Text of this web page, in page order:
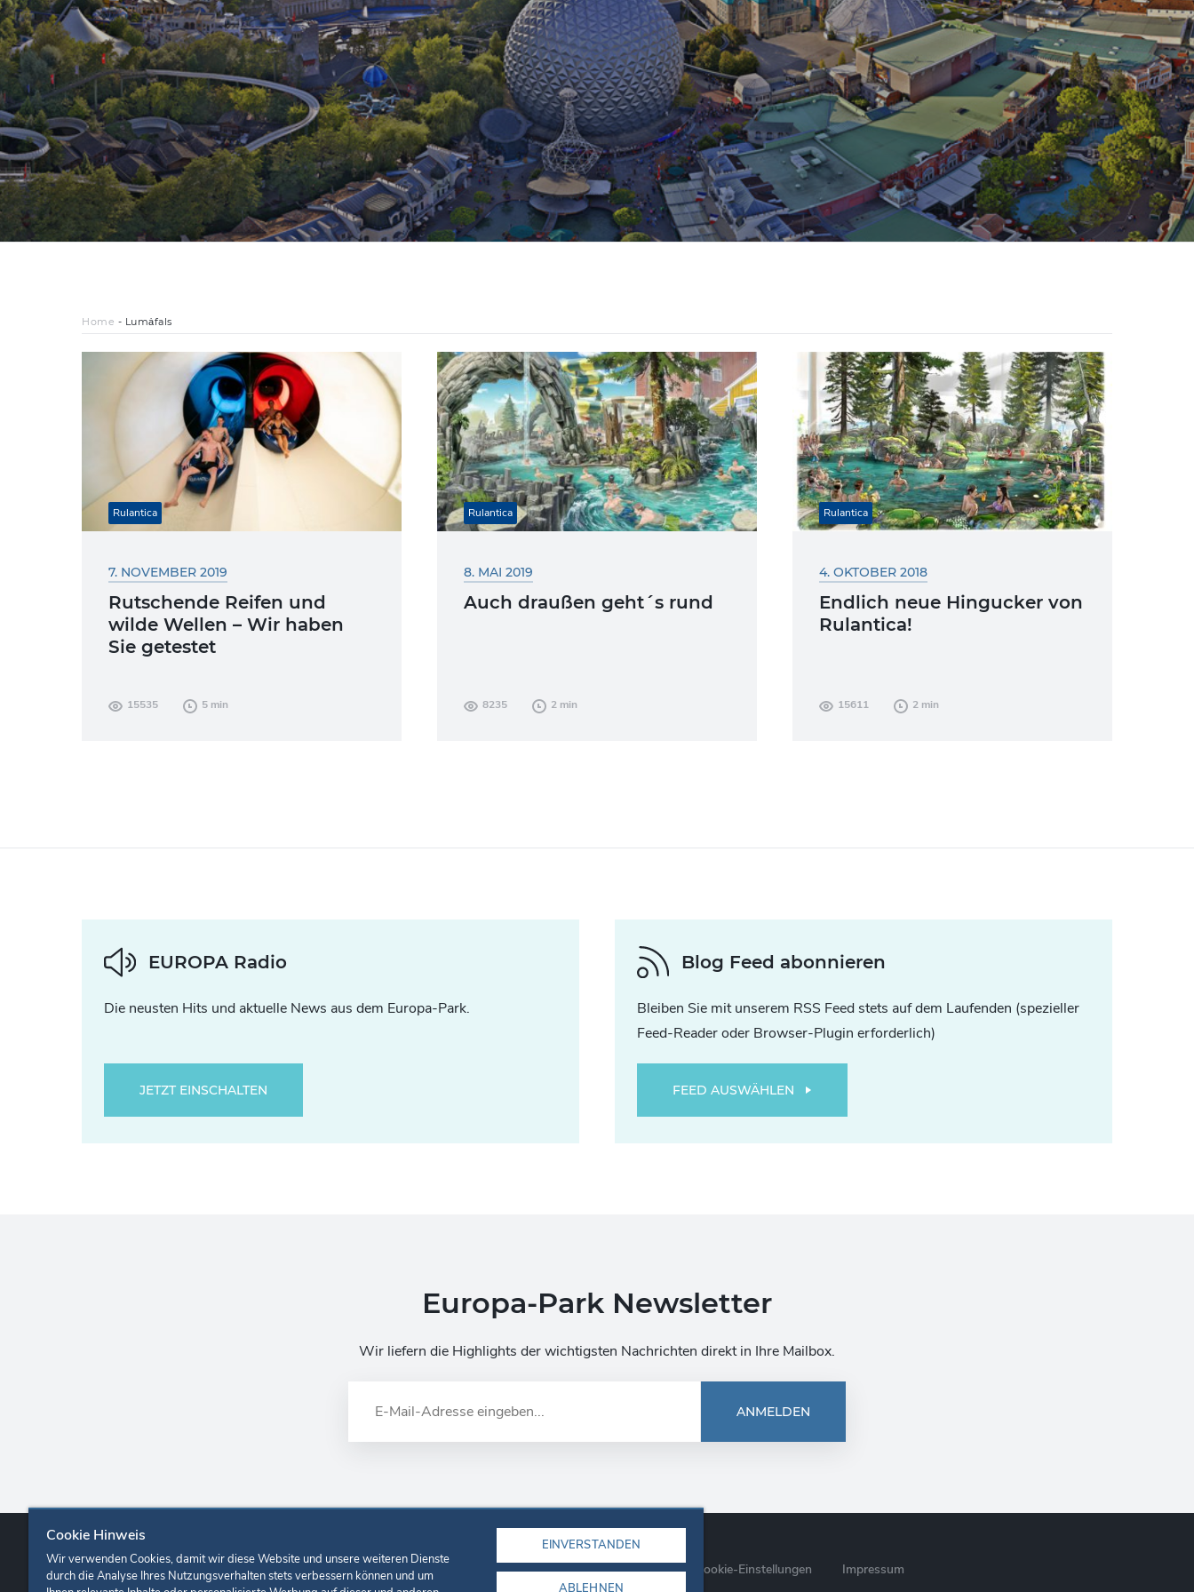
Home - Lumȧfals
Rulantica
7. NOVEMBER 2019
Rutschende Reifen und
wilde Wellen – Wir haben
Sie getestet
Badegäste können die atemberaubende
15535 5 min
Rulantica
8. MAI 2019
Auch draußen geht´s rund
steigt täglich und im gleichen Atemzug
8235 2 min
Rulantica
4. OKTOBER 2018
Endlich neue Hingucker von
Rulantica!
neue Geheimnisse gelüftet. Gleich vier
15611 2 min
EUROPA Radio
Die neusten Hits und aktuelle News aus dem Europa-Park.
JETZT EINSCHALTEN
Blog Feed abonnieren
Bleiben Sie mit unserem RSS Feed stets auf dem Laufenden (spezieller
Feed-Reader oder Browser-Plugin erforderlich)
FEED AUSWÄHLEN
Europa-Park Newsletter
Wir liefern die Highlights der wichtigsten Nachrichten direkt in Ihre Mailbox.
ANMELDEN
Europa-Park Ticketshop Onlineshop Karriere Unternehmen Datenschutzerklärung Cookie-Einstellungen Impressum
Cookie Hinweis
Wir verwenden Cookies, damit wir diese Website und unsere weiteren Dienste
durch die Analyse Ihres Nutzungsverhalten stets verbessern können und um
EINVERSTANDEN
ABLEHNEN